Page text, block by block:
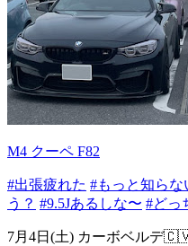
M4 クーペ F82
#出張疲れた #もっと知ら
う？ #9.5Jあるしな〜 #どっ
7月4日(土) カーボベルデ